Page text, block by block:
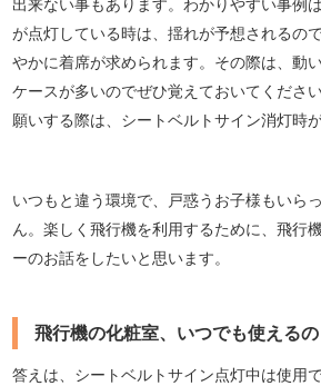
が点灯している時は、揺れが予想されるの
やかに着席が求められます。その際は、動
ケースが多いのでぜひ覚えておいてくださ
願いする際は、シートベルトサイン消灯時が
いつもと違う環境で、戸惑うお子様もいら
ん。楽しく飛行機を利用するために、飛行
ーのお話をしたいと思います。
飛行機の化粧室、いつでも使えるの
答えは、シートベルトサイン点灯中は使用で